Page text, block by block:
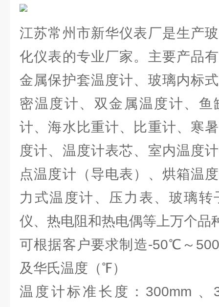
江苏常州市新华仪表厂是生产
化仪表的专业厂家。主要产品
金属保护套温度计、玻璃内标
密温度计、双金属温度计、
计、海水比重计、比重计、寒
度计、温度计表芯、室内温度
点温度计（导电表）、烘箱温
力式温度计、压力表、玻璃
仪、热电阻和热电偶等上万个
可根据客户要求制造-50℃～
及华氏温度（℉）
温度计标准长度：300mm 、